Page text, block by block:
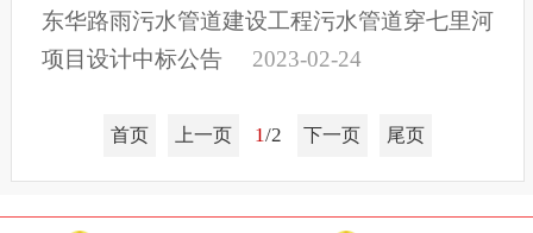
东华路雨污水管道建设工程污水管道穿七里河
项目设计中标公告
2023-02-24
首页 上一页 1/2 下一页 尾页